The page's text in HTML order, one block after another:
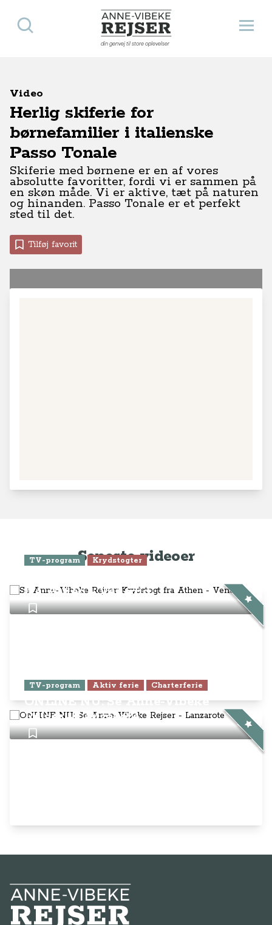
Anne-Vibeke Rejser
din genvej til store oplevelser
Åbn
Søg
Video
Herlig skiferie for
børnefamilier i italienske
Passo Tonale
Skiferie med børnene er en af vores
absolutte favoritter, fordi vi er sammen på
en skøn måde. Vi er aktive, tæt på naturen
og hinanden. Passo Tonale er et perfekt
sted til det.
Tilføj favorit
Seneste videoer
TV-program Krydstogter
fra Athen - Venedig
TV-program Aktiv ferie Charterferie
ONLINE NU: Se Anne-Vibeke
Rejser - Lanzarote
Anne-Vibeke Rejser